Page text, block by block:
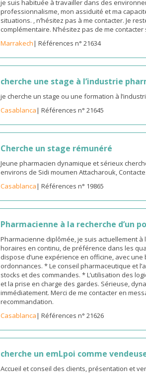
je suis habituée à travailler dans des
professionnalisme, mon assiduité et ma
situations. , n’hésitez pas à me contacter. Je
complémentaire. N’hésitez pas de me
Marrakech| Références n° 21634
cherche une stage à l’industrie
je cherche un stage ou une formation à
Casablanca| Références n° 21645
Cherche un stage rémunéré
Jeune pharmacien dynamique et sérieux
environs de Sidi moumen Attacharouk,
Casablanca| Références n° 19865
Pharmacienne à la recherche d’un
Pharmacienne diplômée, je suis actuellement
horaires en continu, de préférence dans les
dispose d’une expérience en officine, avec
ordonnances. * Le conseil pharmaceutique et
stocks et des commandes. * L’utilisation des
et la prise en charge des gardes. Sérieuse,
immédiatement. Merci de me contacter en
recommandation.
Casablanca| Références n° 21626
cherche un emLpoi comme
Accueil et conseil des clients, présentation et